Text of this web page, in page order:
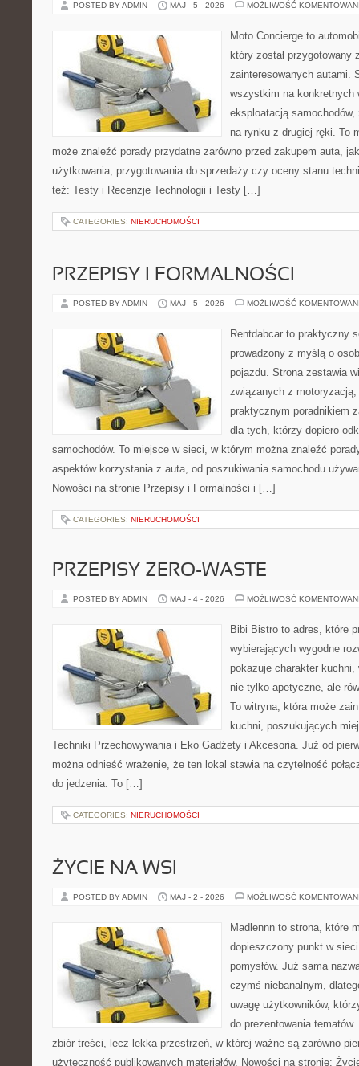
POSTED BY ADMIN MAJ - 5 - 2026 MOŻLIWOŚĆ
Moto Concierge to
który został przygotowany
zainteresowanych autami.
wszystkim na konkretnych
eksploatacją
na rynku z drugiej ręki. To
może znaleźć porady przydatne zarówno przed zakupem auta,
użytkowania, przygotowania do sprzedaży czy oceny stanu
też: Testy i Recenzje Technologii i Testy […]
CATEGORIES: NIERUCHOMOŚCI
PRZEPISY I FORMALNOŚCI
POSTED BY ADMIN MAJ - 5 - 2026 MOŻLIWOŚĆ
Rentdabcar to praktyczny
prowadzony z myślą o
pojazdu. Strona zestawia
związanych z
praktycznym poradnikiem
dla tych, którzy dopiero
samochodów. To miejsce w sieci, w którym można znaleźć
aspektów korzystania z auta, od poszukiwania samochodu
Nowości na stronie Przepisy i Formalności i […]
CATEGORIES: NIERUCHOMOŚCI
PRZEPISY ZERO-WASTE
POSTED BY ADMIN MAJ - 4 - 2026 MOŻLIWOŚĆ
Bibi Bistro to adres, które
wybierających wygodne
pokazuje charakter
nie tylko apetyczne, ale
To witryna, która może
kuchni, poszukujących
Techniki Przechowywania i Eko Gadżety i Akcesoria. Już od
można odnieść wrażenie, że ten lokal stawia na czytelność
do jedzenia. To […]
CATEGORIES: NIERUCHOMOŚCI
ŻYCIE NA WSI
POSTED BY ADMIN MAJ - 2 - 2026 MOŻLIWOŚĆ
Madlennn to strona, które
dopieszczony punkt w
pomysłów. Już sama
czymś niebanalnym,
uwagę użytkowników,
do prezentowania
zbiór treści, lecz lekka przestrzeń, w której ważne są zarówno
użyteczność publikowanych materiałów. Nowości na stronie: